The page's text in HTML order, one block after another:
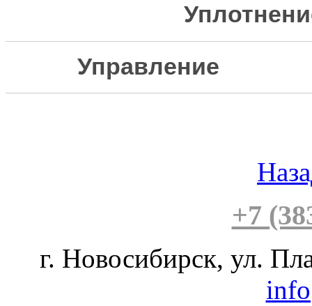
+7
г. Новосибирск, ул.